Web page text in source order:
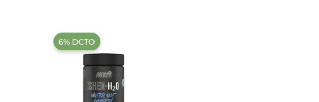
‍6% DCTO‍‍